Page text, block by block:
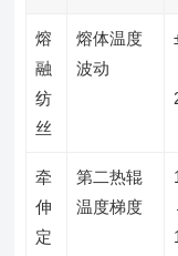
熔
融
纺
丝
熔体温度
波动
牵
伸
定
第二热辊
温度梯度